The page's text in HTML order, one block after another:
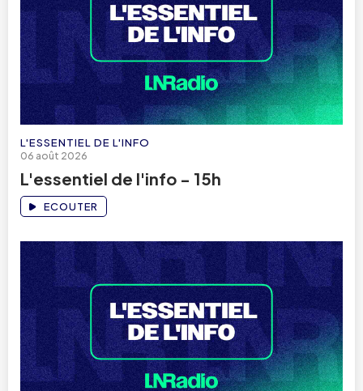
L'ESSENTIEL DE L'INFO
06 août 2026
L'essentiel de l'info - 15h
ECOUTER